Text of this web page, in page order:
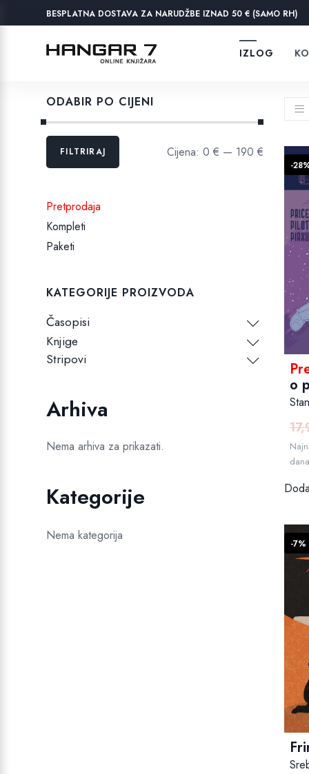
BESPLATNA DOSTAVA ZA NARUDŽBE IZNAD 50 € (SAMO RH)
IZLOG
-
o
-7%
ODABIR PO CIJENI
Min
MaksFILTRIRAJ Cijena: 0 € — 190 €
Pretprodaja
Kompleti
Paketi
KATEGORIJE PROIZVODA
Časopisi
Knjige
Stripovi
Arhiva
Nema arhiva za prikazati.
Kategorije
Nema kategorija